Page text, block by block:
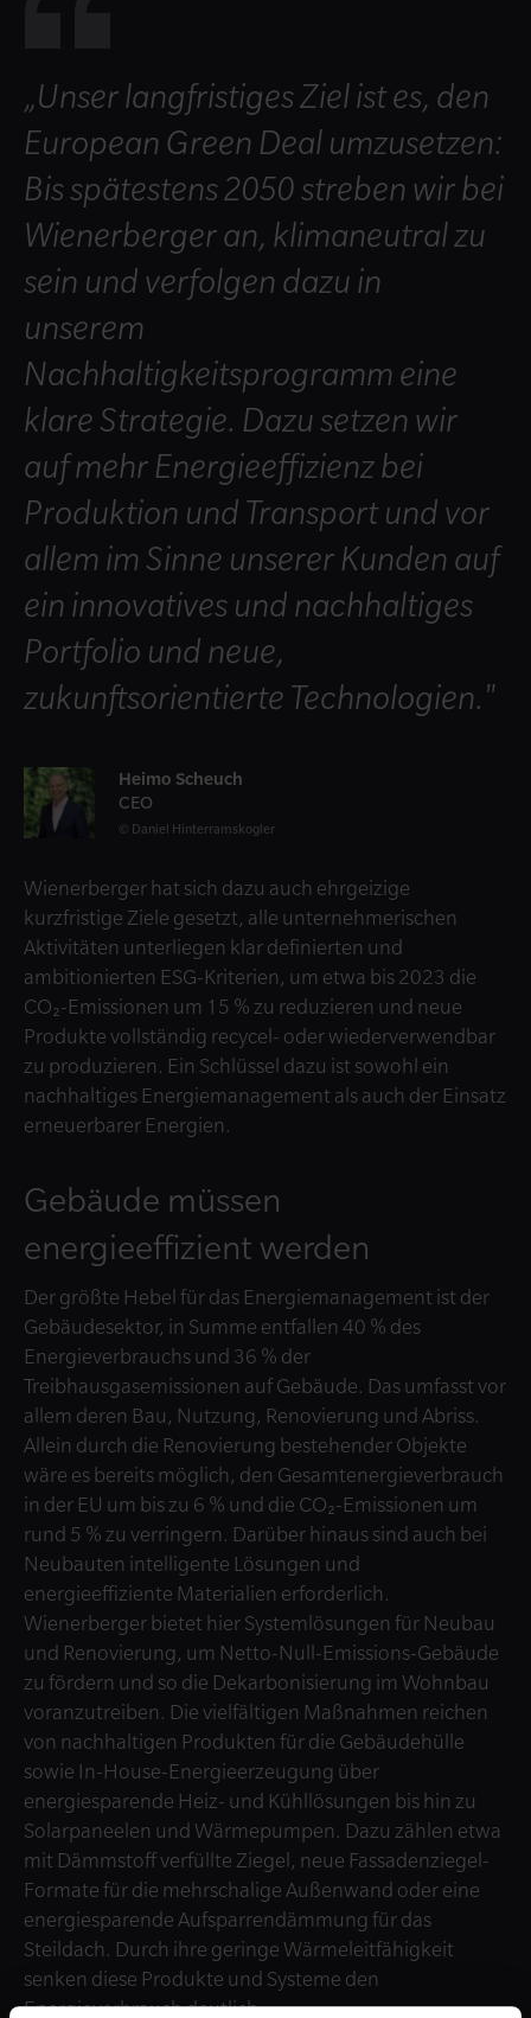
„Unser langfristiges Ziel ist es, den
European Green Deal umzusetzen:
Bis spätestens 2050 streben wir bei
Wienerberger an, klimaneutral zu
sein und verfolgen dazu in
unserem
Nachhaltigkeitsprogramm eine
klare Strategie. Dazu setzen wir
auf mehr Energieeffizienz bei
Produktion und Transport und vor
allem im Sinne unserer Kunden auf
ein innovatives und nachhaltiges
Portfolio und neue,
zukunftsorientierte Technologien."
Heimo Scheuch
CEO
Daniel Hinterramskogler
Wienerberger hat sich dazu auch ehrgeizige
kurzfristige Ziele gesetzt, alle unternehmerischen
Aktivitäten unterliegen klar definierten und
ambitionierten ESG-Kriterien, um etwa bis 2023 die
CO₂-Emissionen um 15 % zu reduzieren und neue
Produkte vollständig recycel- oder wiederverwendbar
zu produzieren. Ein Schlüssel dazu ist sowohl ein
nachhaltiges Energiemanagement als auch der Einsatz
erneuerbarer Energien.
Gebäude müssen
energieeffizient werden
Der größte Hebel für das Energiemanagement ist der
Gebäudesektor, in Summe entfallen 40 % des
Energieverbrauchs und 36 % der
Treibhausgasemissionen auf Gebäude. Das umfasst vor
allem deren Bau, Nutzung, Renovierung und Abriss.
Allein durch die Renovierung bestehender Objekte
wäre es bereits möglich, den Gesamtenergieverbrauch
in der EU um bis zu 6 % und die CO₂-Emissionen um
rund 5 % zu verringern. Darüber hinaus sind auch bei
Neubauten intelligente Lösungen und
energieeffiziente Materialien erforderlich.
Wienerberger bietet hier Systemlösungen für Neubau
und Renovierung, um Netto-Null-Emissions-Gebäude
zu fördern und so die Dekarbonisierung im Wohnbau
voranzutreiben. Die vielfältigen Maßnahmen reichen
von nachhaltigen Produkten für die Gebäudehülle
sowie In-House-Energieerzeugung über
energiesparende Heiz- und Kühllösungen bis hin zu
Solarpaneelen und Wärmepumpen. Dazu zählen etwa
mit Dämmstoff verfüllte Ziegel, neue Fassadenziegel-
Formate für die mehrschalige Außenwand oder eine
energiesparende Aufsparrendämmung für das
Steildach. Durch ihre geringe Wärmeleitfähigkeit
senken diese Produkte und Systeme den
Energieverbrauch deutlich.